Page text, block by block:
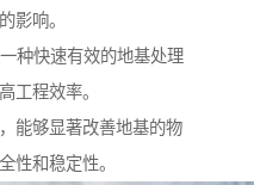
影响。
种快速有效的地基处理
工程效率。
能够显著改善地基的物
性和稳定性。